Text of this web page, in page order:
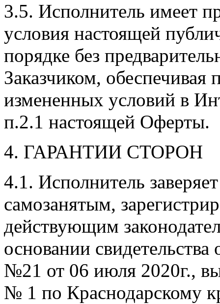
3.5. Исполнитель имеет
условия настоящей
порядке без
Заказчиком,
измененных условий в
п.2.1 настоящей Оферты.
4. ГАРАНТИИ СТОРОН
4.1. Исполнитель
самозанятым,
действующим
основании
№21 от 06 июля 2020г.,
№ 1 по Краснодарскому